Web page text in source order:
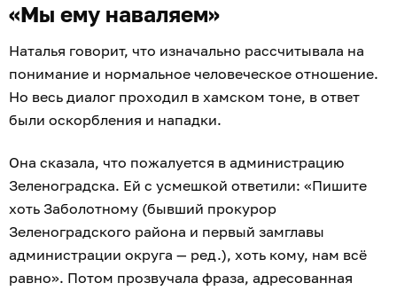
«Мы ему наваляем»
Наталья говорит, что изначально рассчитывала на
понимание и нормальное человеческое отношение.
Но весь диалог проходил в хамском тоне, в ответ
были оскорбления и нападки.
Она сказала, что пожалуется в администрацию
Зеленоградска. Ей с усмешкой ответили: «Пишите
хоть Заболотному (бывший прокурор
Зеленоградского района и первый замглавы
администрации округа — ред.), хоть кому, нам всё
равно». Потом прозвучала фраза, адресованная